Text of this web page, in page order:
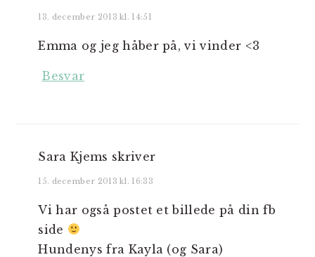
13. december 2013 kl. 14:51
Emma og jeg håber på, vi vinder <3
Besvar
Sara Kjems skriver
15. december 2013 kl. 16:33
Vi har også postet et billede på din fb
side
Hundenys fra Kayla (og Sara)